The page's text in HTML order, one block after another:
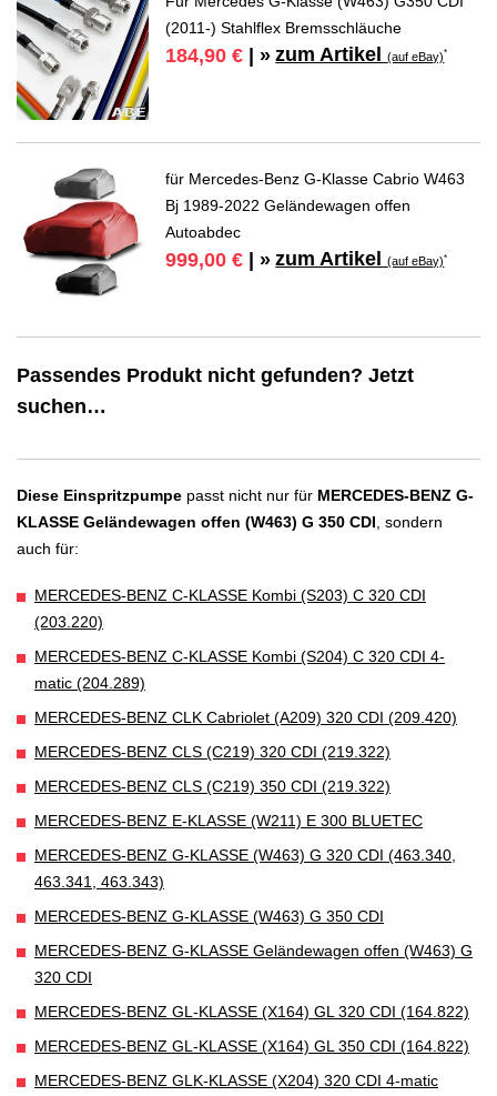
(2011-) Stahlflex Bremsschläuche
184,90 € | » zum Artikel(auf eBay)*
für Mercedes-Benz G-Klasse Cabrio W463
Bj 1989-2022 Geländewagen offen
Autoabdec
999,00 € | » zum Artikel(auf eBay)*
Passendes Produkt nicht gefunden? Jetzt
suchen…
Diese Einspritzpumpe passt nicht nur für MERCEDES-BENZ G-
KLASSE Geländewagen offen (W463) G 350 CDI, sondern
auch für:
MERCEDES-BENZ C-KLASSE Kombi (S203) C 320 CDI
(203.220)
MERCEDES-BENZ C-KLASSE Kombi (S204) C 320 CDI 4-
matic (204.289)
MERCEDES-BENZ CLK Cabriolet (A209) 320 CDI (209.420)
MERCEDES-BENZ CLS (C219) 320 CDI (219.322)
MERCEDES-BENZ CLS (C219) 350 CDI (219.322)
MERCEDES-BENZ E-KLASSE (W211) E 300 BLUETEC
MERCEDES-BENZ G-KLASSE (W463) G 320 CDI (463.340,
463.341, 463.343)
MERCEDES-BENZ G-KLASSE (W463) G 350 CDI
MERCEDES-BENZ G-KLASSE Geländewagen offen (W463) G
320 CDI
MERCEDES-BENZ GL-KLASSE (X164) GL 320 CDI (164.822)
MERCEDES-BENZ GL-KLASSE (X164) GL 350 CDI (164.822)
MERCEDES-BENZ GLK-KLASSE (X204) 320 CDI 4-matic